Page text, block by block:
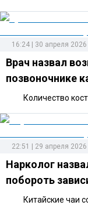
16:24 | 30 апреля 2026
Врач назвал
позвоночнике
Количество
22:51 | 29 апреля 2026
Нарколог
побороть
Китайские чаи